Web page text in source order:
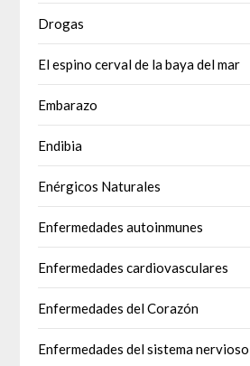
Drogas
El espino cerval de la baya del mar
Embarazo
Endibia
Enérgicos Naturales
Enfermedades autoinmunes
Enfermedades cardiovasculares
Enfermedades del Corazón
Enfermedades del sistema nervioso